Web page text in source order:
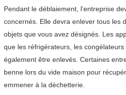
Pendant le déblaiement, l’entreprise
concernés. Elle devra enlever tous les
objets que vous avez désignés. Les
que les réfrigérateurs, les
également être enlevés. Certaines
benne lors du vide maison pour
emmener à la déchetterie.